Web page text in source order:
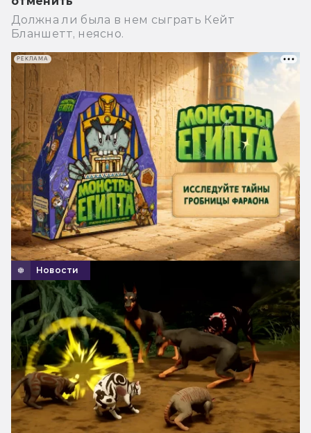
Должна ли была в нем сыграть Кейт
Бланшетт, неясно.
Новости
РЕКЛАМА